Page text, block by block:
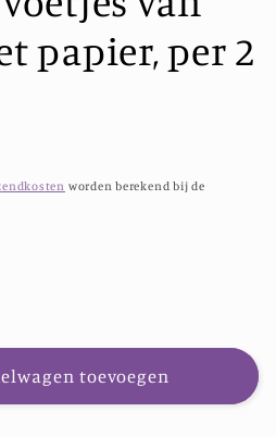
papier, per 2
worden berekend bij de
toevoegen